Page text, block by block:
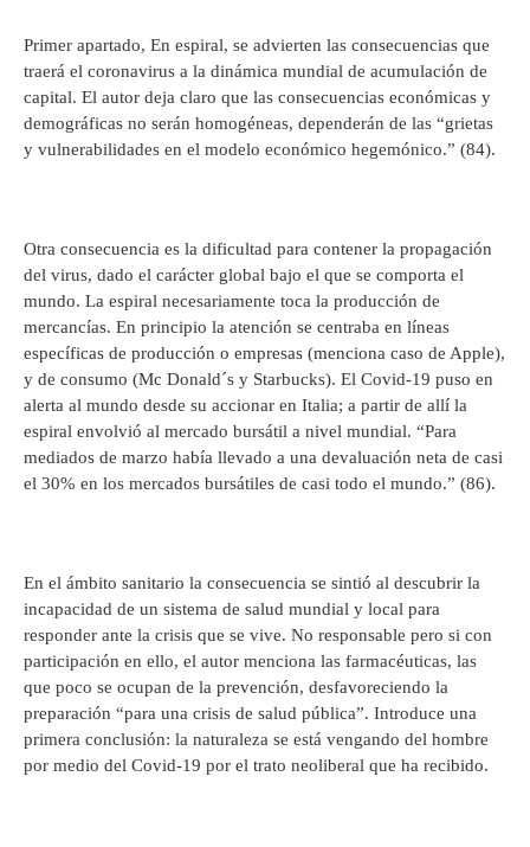
Primer apartado, En espiral, se advierten las consecuencias que
traerá el coronavirus a la dinámica mundial de acumulación de
capital. El autor deja claro que las consecuencias económicas y
demográficas no serán homogéneas, dependerán de las “grietas
y vulnerabilidades en el modelo económico hegemónico.” (84).
Otra consecuencia es la dificultad para contener la propagación
del virus, dado el carácter global bajo el que se comporta el
mundo. La espiral necesariamente toca la producción de
mercancías. En principio la atención se centraba en líneas
específicas de producción o empresas (menciona caso de Apple),
y de consumo (Mc Donald´s y Starbucks). El Covid-19 puso en
alerta al mundo desde su accionar en Italia; a partir de allí la
espiral envolvió al mercado bursátil a nivel mundial. “Para
mediados de marzo había llevado a una devaluación neta de casi
el 30% en los mercados bursátiles de casi todo el mundo.” (86).
En el ámbito sanitario la consecuencia se sintió al descubrir la
incapacidad de un sistema de salud mundial y local para
responder ante la crisis que se vive. No responsable pero si con
participación en ello, el autor menciona las farmacéuticas, las
que poco se ocupan de la prevención, desfavoreciendo la
preparación “para una crisis de salud pública”. Introduce una
primera conclusión: la naturaleza se está vengando del hombre
por medio del Covid-19 por el trato neoliberal que ha recibido.